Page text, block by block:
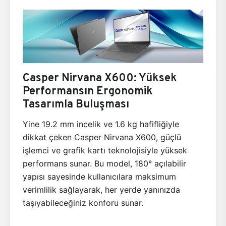
Casper Nirvana X600: Yüksek
Performansın Ergonomik
Tasarımla Buluşması
Yine 19.2 mm incelik ve 1.6 kg hafifliğiyle
dikkat çeken Casper Nirvana X600, güçlü
işlemci ve grafik kartı teknolojisiyle yüksek
performans sunar. Bu model, 180° açılabilir
yapısı sayesinde kullanıcılara maksimum
verimlilik sağlayarak, her yerde yanınızda
taşıyabileceğiniz konforu sunar.